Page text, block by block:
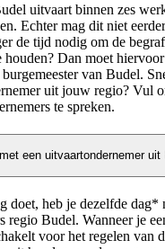
uitvaart binnen zes
Echter mag dit niet
de tijd nodig om de
houden? Dan moet
van Budel.
uit jouw regio? Vul
te spreken.
een uitvaartondernemer uit
doet, heb je dezelfde dag*
regio Budel. Wanneer je
voor het regelen van